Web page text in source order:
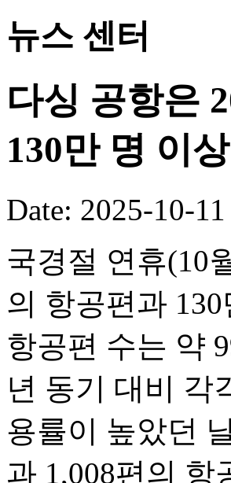
뉴스 센터
다싱 공항은
130만 명 이
Date: 2025-10-11
국경절 연휴(10
의 항공편과
항공편 수는 약
년 동기 대비 각
용률이 높았던
과 1,008편의 항